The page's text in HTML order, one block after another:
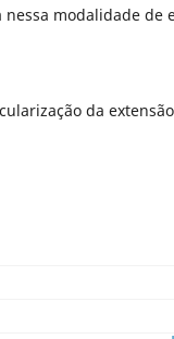
modalidade de
da